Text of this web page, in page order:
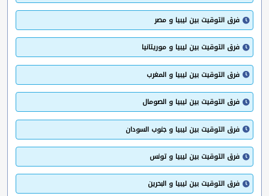
فرق التوقيت بين ليبيا و مصر
فرق التوقيت بين ليبيا و موريتانيا
فرق التوقيت بين ليبيا و المغرب
فرق التوقيت بين ليبيا و الصومال
فرق التوقيت بين ليبيا و جنوب السودان
فرق التوقيت بين ليبيا و تونس
فرق التوقيت بين ليبيا و البحرين